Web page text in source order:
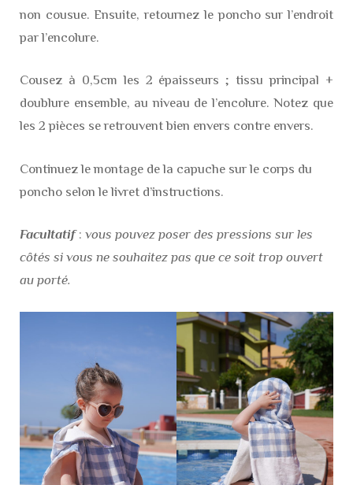
non cousue. Ensuite, retournez le poncho sur l’endroit
par l’encolure.
Cousez à 0,5cm les 2 épaisseurs ; tissu principal +
doublure ensemble, au niveau de l’encolure. Notez que
les 2 pièces se retrouvent bien envers contre envers.
Continuez le montage de la capuche sur le corps du
poncho selon le livret d’instructions.
Facultatif: vous pouvez poser des pressions sur les
côtés si vous ne souhaitez pas que ce soit trop ouvert
au porté.